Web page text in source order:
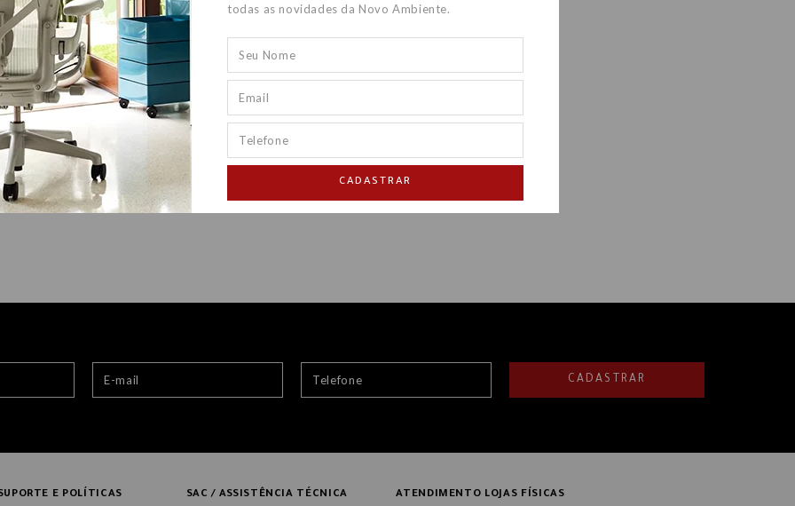
R$ 44.835,00 R$ 29.143,00 R$ 30.580,00 R$ 18.378,00
CADASTRAR
E POLÍTICAS SAC / ASSISTÊNCIA TÉCNICA ATENDIMENTO LOJAS FÍSICAS
todas as novidades da Novo Ambiente.
CADASTRAR